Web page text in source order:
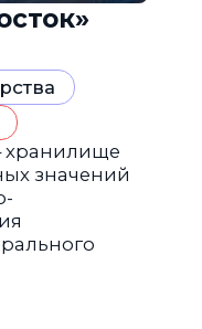
хранилище
значений